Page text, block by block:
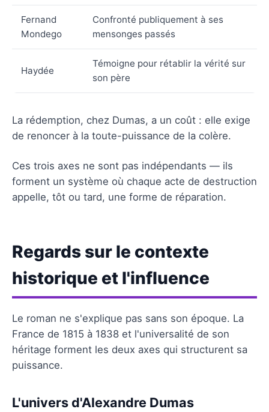
Fernand
Mondego
Confronté publiquement à ses
mensonges passés
Haydée
Témoigne pour rétablir la vérité sur
son père
La rédemption, chez Dumas, a un coût : elle exige
de renoncer à la toute-puissance de la colère.
Ces trois axes ne sont pas indépendants — ils
forment un système où chaque acte de destruction
appelle, tôt ou tard, une forme de réparation.
Regards sur le contexte
historique et l'influence
Le roman ne s'explique pas sans son époque. La
France de 1815 à 1838 et l'universalité de son
héritage forment les deux axes qui structurent sa
puissance.
L'univers d'Alexandre Dumas